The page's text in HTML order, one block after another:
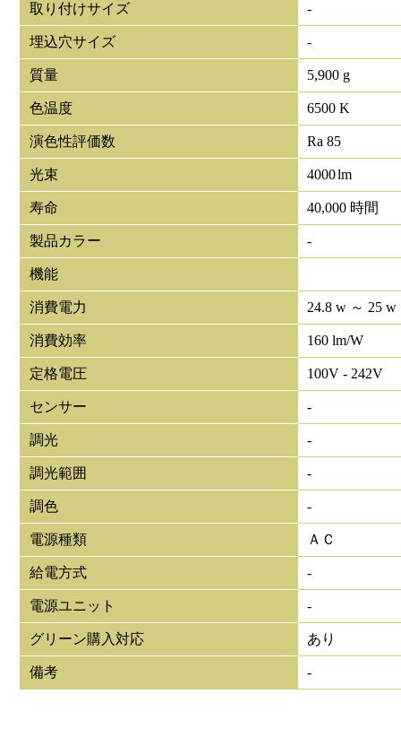
取り付けサイズ -
埋込穴サイズ -
質量 5,900 g
色温度 6500 K
演色性評価数 Ra 85
光束 4000lm
寿命 40,000 時間
製品カラー -
機能
消費電力 24.8 w ～ 25 w
消費効率 160 lm/W
定格電圧 100V - 242V
センサー -
調光 -
調光範囲 -
調色 -
電源種類 ＡＣ
給電方式 -
電源ユニット -
グリーン購入対応 あり
備考 -